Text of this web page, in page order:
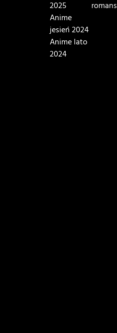
2025
Anime
jesień 2024
Anime lato
2024
romans